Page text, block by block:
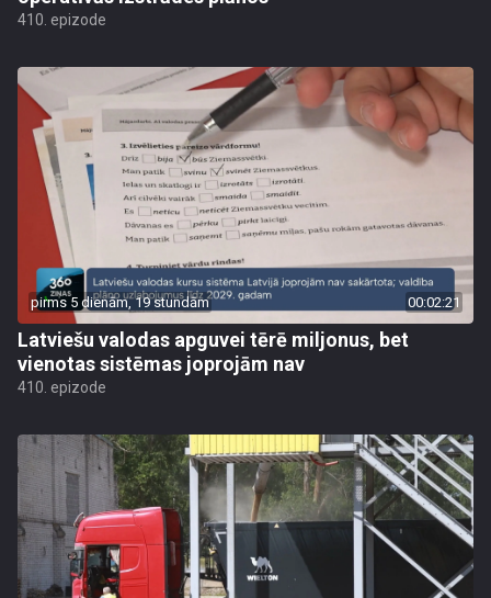
410. epizode
pirms 5 dienām, 19 stundām 00:02:21
Latviešu valodas apguvei tērē miljonus, bet
vienotas sistēmas joprojām nav
410. epizode